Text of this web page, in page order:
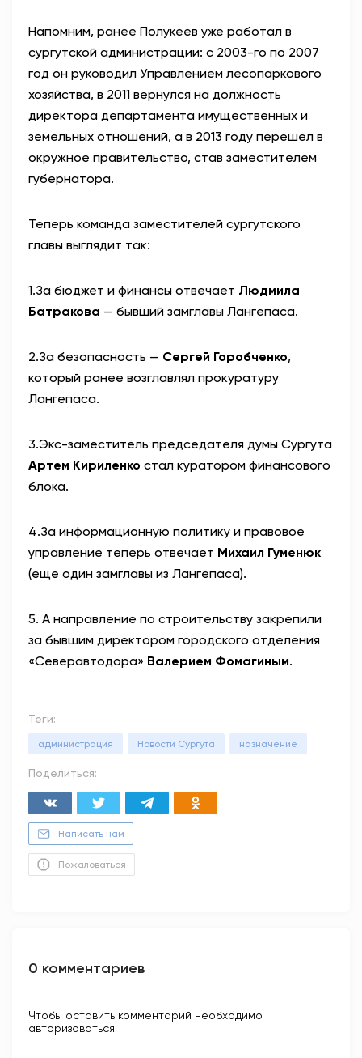
Напомним, ранее Полукеев уже работал в
сургутской администрации: с 2003-го по 2007
год он руководил Управлением лесопаркового
хозяйства, в 2011 вернулся на должность
директора департамента имущественных и
земельных отношений, а в 2013 году перешел в
окружное правительство, став заместителем
губернатора.
Теперь команда заместителей сургутского
главы выглядит так:
1.За бюджет и финансы отвечает Людмила
Батракова — бывший замглавы Лангепаса.
2.За безопасность — Сергей Горобченко,
который ранее возглавлял прокуратуру
Лангепаса.
3.Экс-заместитель председателя думы Сургута
Артем Кириленко стал куратором финансового
блока.
4.За информационную политику и правовое
управление теперь отвечает Михаил Гуменюк
(еще один замглавы из Лангепаса).
5. А направление по строительству закрепили
за бывшим директором городского отделения
«Северавтодора» Валерием Фомагиным.
Теги:
администрация Новости Сургута назначение
Поделиться:
Написать нам
Пожаловаться
0 комментариев
Чтобы оставить комментарий необходимо
авторизоваться